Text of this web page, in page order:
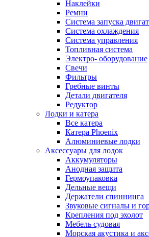
Наклейки
Ремни
Система запуска
Система охлаждения
Система управления
Топливная система
Электро- оборудование
Свечи
Фильтры
Гребные винты
Детали двигателя
Редуктор
Лодки и катера
Все катера
Катера Phoenix
Алюминиевые лодки
Аксессуары для лодок
Аккумуляторы
Анодная защита
Гермоупаковка
Дельные вещи
Держатели спиннинга
Звуковые сигналы и
Крепления под эхолот
Мебель судовая
Морская акустика и